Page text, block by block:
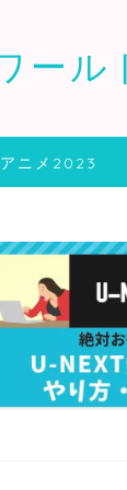
ール
ニメ2023